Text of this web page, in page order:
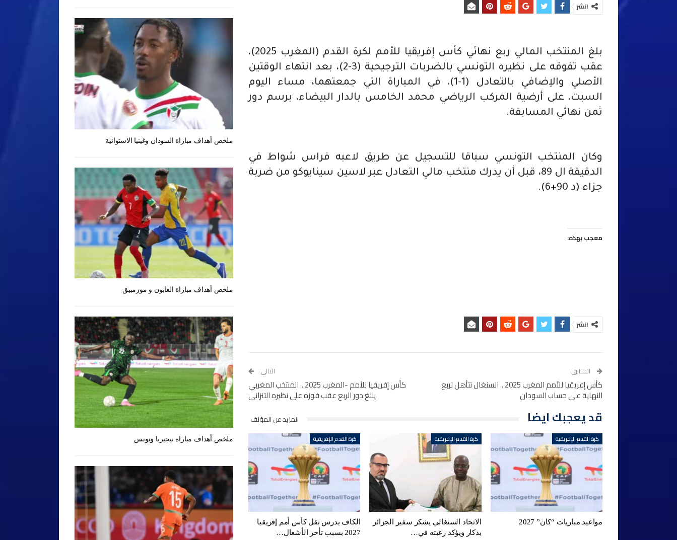
انشر
بلغ المنتخب المالي ربع نهائي كأس إفريقيا للأمم لكرة القدم (المغرب 2025)،
عقب تفوقه على نظيره التونسي بالضربات الترجيحية (3-2)، بعد انتهاء الوقتين
الأصلي والإضافي بالتعادل (1-1)، في المباراة التي جمعتهما، مساء اليوم
السبت، على أرضية المركب الرياضي محمد الخامس بالدار البيضاء، برسم دور
ثمن نهائي المسابقة.
وكان المنتخب التونسي سباقا للتسجيل عن طريق لاعبه فراس شواط في
الدقيقة ال 89، قبل أن يدرك منتخب مالي التعادل عبر لاسين سينايوكو من ضربة
جزاء (د 90+6).
معجب بهذه:
انشر
السابق
كأس إفريقيا للأمم المغرب 2025 .. السنغال تتأهل لربع
النهاية على حساب السودان
التالي
كأس إفريقيا للأمم -المغرب 2025 .. المنتخب المغربي
يبلغ دور الربع عقب فوزه على نظيره التنزاني
قد يعجبك ايضا المزيد عن المؤلف
كرة القدم الإفريقية
مواعيد مباريات “كان” 2027
كرة القدم الإفريقية
الاتحاد السنغالي يشكر سفير الجزائر
بدكار ويؤكد رغبته في…
كرة القدم الإفريقية
الكاف يدرس نقل كأس أمم إفريقيا
2027 بسبب تأخر الأشغال…
ملخص أهداف مباراة السودان وغينيا الاستوائية
ملخص أهداف مباراة الغابون و موزمبيق
ملخص أهداف مباراة نيجيريا وتونس